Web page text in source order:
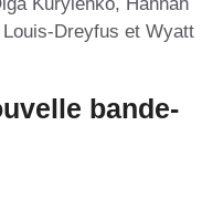
bande-